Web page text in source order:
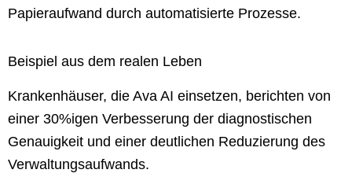
Papieraufwand durch automatisierte Prozesse.
Beispiel aus dem realen Leben
Krankenhäuser, die Ava AI einsetzen, berichten von
einer 30%igen Verbesserung der diagnostischen
Genauigkeit und einer deutlichen Reduzierung des
Verwaltungsaufwands.